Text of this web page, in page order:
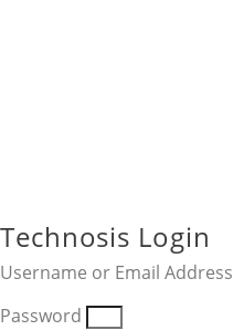
Technosis Login
Username or Email Address
Password